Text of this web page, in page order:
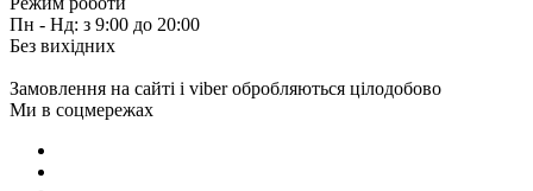
Пн - Нд: з 9:00 до 20:00
Без вихідних
Замовлення на сайті і viber обробляються цілодобово
Ми в соцмережах